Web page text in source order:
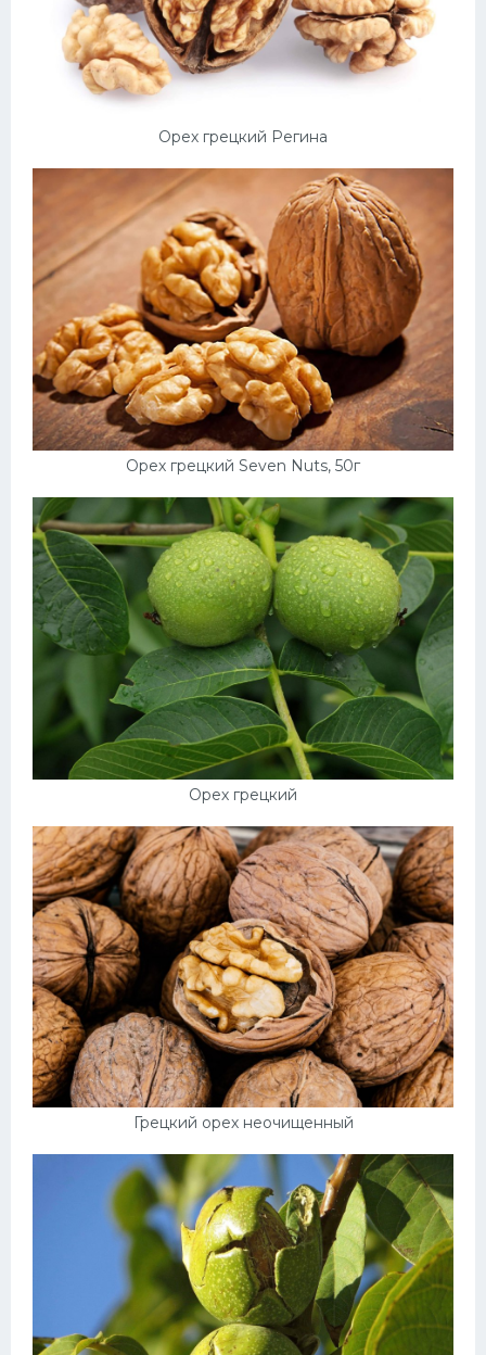
Орех грецкий Регина
Орех грецкий Seven Nuts, 50г
Орех грецкий
Грецкий орех неочищенный